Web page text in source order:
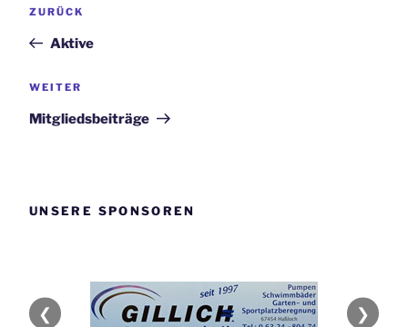
Vorheriger
ZURÜCK
Aktive
Nächster
WEITER
Mitgliedsbeiträge
UNSERE SPONSOREN
❮ ❯